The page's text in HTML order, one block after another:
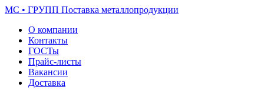
МС • ГРУПП Поставка металлопродукции
О компании
Контакты
ГОСТы
Прайс-листы
Вакансии
Доставка